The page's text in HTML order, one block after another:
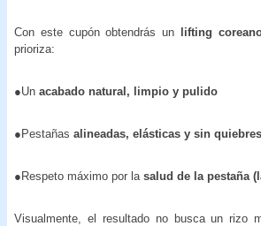
Con este cupón obtendrás un lifting
prioriza:
●Un acabado natural, limpio y pulido
●Pestañas alineadas, elásticas y sin quiebres
●Respeto máximo por la salud de la pestaña
Visualmente, el resultado no busca un rizo